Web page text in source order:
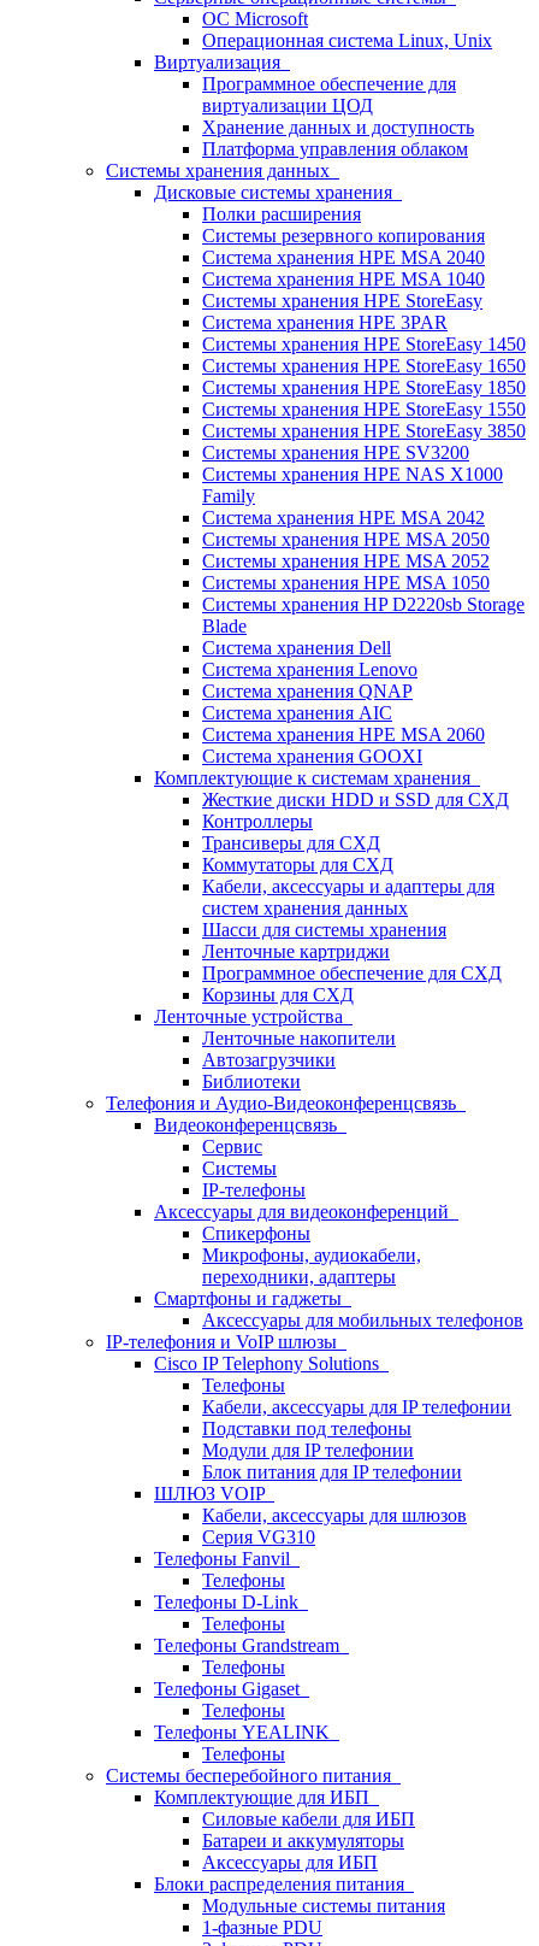
ОС Microsoft
Операционная система Linux, Unix
Виртуализация
Программное обеспечение для
виртуализации ЦОД
Хранение данных и доступность
Платформа управления облаком
Системы хранения данных
Дисковые системы хранения
Полки расширения
Системы резервного копирования
Система хранения HPE MSA 2040
Система хранения HPE MSA 1040
Системы хранения HPE StoreEasy
Система хранения HPE 3PAR
Системы хранения HPE StoreEasy 1450
Системы хранения HPE StoreEasy 1650
Системы хранения HPE StoreEasy 1850
Системы хранения HPE StoreEasy 1550
Системы хранения HPE StoreEasy 3850
Системы хранения HPE SV3200
Системы хранения HPE NAS X1000
Family
Система хранения HPE MSA 2042
Системы хранения HPE MSA 2050
Системы хранения HPE MSA 2052
Системы хранения HPE MSA 1050
Системы хранения HP D2220sb Storage
Blade
Система хранения Dell
Система хранения Lenovo
Система хранения QNAP
Система хранения AIC
Система хранения HPE MSA 2060
Система хранения GOOXI
Комплектующие к системам хранения
Жесткие диски HDD и SSD для СХД
Контроллеры
Трансиверы для СХД
Коммутаторы для СХД
Кабели, аксессуары и адаптеры для
систем хранения данных
Шасси для системы хранения
Ленточные картриджи
Программное обеспечение для СХД
Корзины для СХД
Ленточные устройства
Ленточные накопители
Автозагрузчики
Библиотеки
Телефония и Аудио-Видеоконференцсвязь
Видеоконференцсвязь
Сервис
Системы
IP-телефоны
Аксессуары для видеоконференций
Спикерфоны
Микрофоны, аудиокабели,
переходники, адаптеры
Смартфоны и гаджеты
Аксессуары для мобильных телефонов
IP-телефония и VoIP шлюзы
Cisco IP Telephony Solutions
Телефоны
Кабели, аксессуары для IP телефонии
Подставки под телефоны
Модули для IP телефонии
Блок питания для IP телефонии
ШЛЮЗ VOIP
Кабели, аксессуары для шлюзов
Серия VG310
Телефоны Fanvil
Телефоны
Телефоны D-Link
Телефоны
Телефоны Grandstream
Телефоны
Телефоны Gigaset
Телефоны
Телефоны YEALINK
Телефоны
Системы бесперебойного питания
Комплектующие для ИБП
Силовые кабели для ИБП
Батареи и аккумуляторы
Аксессуары для ИБП
Блоки распределения питания
Модульные системы питания
1-фазные PDU